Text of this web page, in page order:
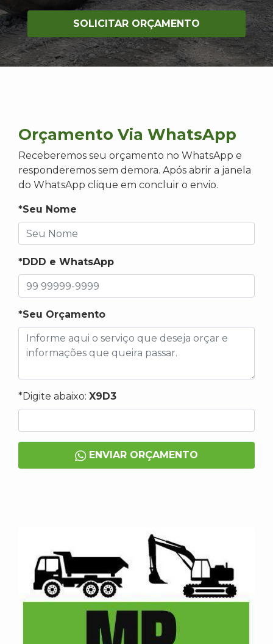
SOLICITAR ORÇAMENTO
Orçamento Via WhatsApp
Receberemos seu orçamento no WhatsApp e
responderemos sem demora. Após abrir a janela
do WhatsApp clique em concluir o envio.
*Seu Nome
*DDD e WhatsApp
*Seu Orçamento
*Digite abaixo: X9D3
ENVIAR ORÇAMENTO